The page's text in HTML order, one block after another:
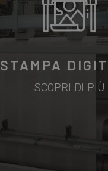
STAMPA
SCOPRI DI PIÙ